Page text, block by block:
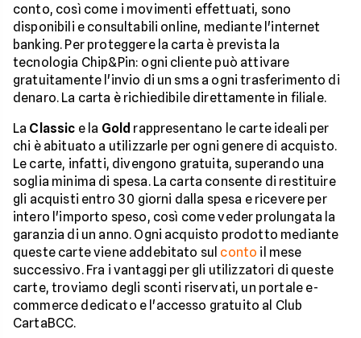
conto, così come i movimenti effettuati, sono
disponibili e consultabili online, mediante l'internet
banking. Per proteggere la carta è prevista la
tecnologia Chip&Pin: ogni cliente può attivare
gratuitamente l'invio di un sms a ogni trasferimento di
denaro. La carta è richiedibile direttamente in filiale.
La Classic e la Gold rappresentano le carte ideali per
chi è abituato a utilizzarle per ogni genere di acquisto.
Le carte, infatti, divengono gratuita, superando una
soglia minima di spesa. La carta consente di restituire
gli acquisti entro 30 giorni dalla spesa e ricevere per
intero l'importo speso, così come veder prolungata la
garanzia di un anno. Ogni acquisto prodotto mediante
queste carte viene addebitato sul conto il mese
successivo. Fra i vantaggi per gli utilizzatori di queste
carte, troviamo degli sconti riservati, un portale e-
commerce dedicato e l'accesso gratuito al Club
CartaBCC.